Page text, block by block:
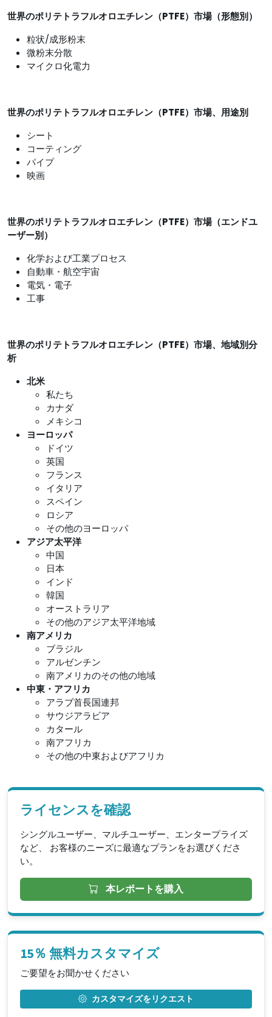
世界のポリテトラフルオロエチレン（PTFE）市場（形態別）
粒状/成形粉末
微粉末分散
マイクロ化電力
世界のポリテトラフルオロエチレン（PTFE）市場、用途別
シート
コーティング
パイプ
映画
世界のポリテトラフルオロエチレン（PTFE）市場（エンドユ
ーザー別）
化学および工業プロセス
自動車・航空宇宙
電気・電子
工事
世界のポリテトラフルオロエチレン（PTFE）市場、地域別分
析
北米
私たち
カナダ
メキシコ
ヨーロッパ
ドイツ
英国
フランス
イタリア
スペイン
ロシア
その他のヨーロッパ
アジア太平洋
中国
日本
インド
韓国
オーストラリア
その他のアジア太平洋地域
南アメリカ
ブラジル
アルゼンチン
南アメリカのその他の地域
中東・アフリカ
アラブ首長国連邦
サウジアラビア
カタール
南アフリカ
その他の中東およびアフリカ
ライセンスを確認
シングルユーザー、マルチユーザー、エンタープライズ
など、 お客様のニーズに最適なプランをお選びくださ
い。
本レポートを購入
15％ 無料カスタマイズ
ご要望をお聞かせください
カスタマイズをリクエスト